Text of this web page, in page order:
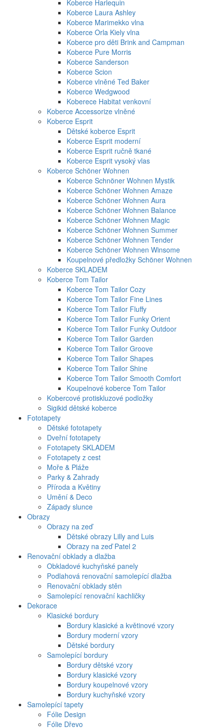
Koberce Harlequin
Koberce Laura Ashley
Koberce Marimekko vlna
Koberce Orla Kiely vlna
Koberce pro děti Brink and Campman
Koberce Pure Morris
Koberce Sanderson
Koberce Scion
Koberce vlněné Ted Baker
Koberce Wedgwood
Koberece Habitat venkovní
Koberce Accessorize vlněné
Koberce Esprit
Dětské koberce Esprit
Koberce Esprit moderní
Koberce Esprit ručně tkané
Koberce Esprit vysoký vlas
Koberce Schöner Wohnen
Koberce Schnöner Wohnen Mystik
Koberce Schöner Wohnen Amaze
Koberce Schöner Wohnen Aura
Koberce Schöner Wohnen Balance
Koberce Schöner Wohnen Magic
Koberce Schöner Wohnen Summer
Koberce Schöner Wohnen Tender
Koberce Schöner Wohnen Winsome
Koupelnové předložky Schöner Wohnen
Koberce SKLADEM
Koberce Tom Tailor
Koberce Tom Tailor Cozy
Koberce Tom Tailor Fine Lines
Koberce Tom Tailor Fluffy
Koberce Tom Tailor Funky Orient
Koberce Tom Tailor Funky Outdoor
Koberce Tom Tailor Garden
Koberce Tom Tailor Groove
Koberce Tom Tailor Shapes
Koberce Tom Tailor Shine
Koberce Tom Tailor Smooth Comfort
Koupelnové koberce Tom Tailor
Kobercové protiskluzové podložky
Sigikid dětské koberce
Fototapety
Dětské fototapety
Dveřní fototapety
Fototapety SKLADEM
Fototapety z cest
Moře & Pláže
Parky & Zahrady
Příroda a Květiny
Umění & Deco
Západy slunce
Obrazy
Obrazy na zeď
Dětské obrazy Lilly and Luis
Obrazy na zeď Patel 2
Renovační obklady a dlažba
Obkladové kuchyňské panely
Podlahová renovační samolepící dlažba
Renovační obklady stěn
Samolepící renovační kachličky
Dekorace
Klasické bordury
Bordury klasické a květinové vzory
Bordury moderní vzory
Dětské bordury
Samolepící bordury
Bordury dětské vzory
Bordury klasické vzory
Bordury koupelnové vzory
Bordury kuchyňské vzory
Samolepící tapety
Fólie Design
Fólie Dřevo